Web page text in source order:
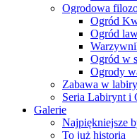
Ogrodowa
Ogród
Ogród
Ogród w
Ogrody
Zabawa w
Seria Labirynt i
Galerie
Najpiękniejsze
To już historia